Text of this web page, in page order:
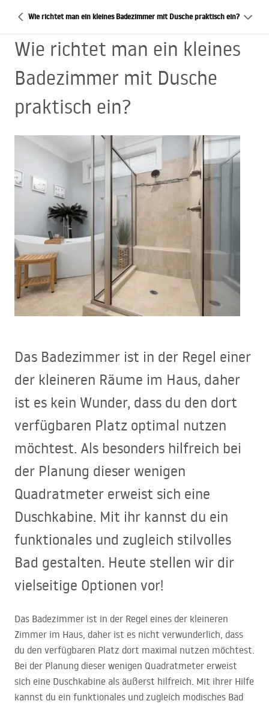
Wie richtet man ein kleines Badezimmer mit Dusche praktisch ein?
Wie richtet man ein kleines
Badezimmer mit Dusche
praktisch ein?
Das Badezimmer ist in der Regel einer
der kleineren Räume im Haus, daher
ist es kein Wunder, dass du den dort
verfügbaren Platz optimal nutzen
möchtest. Als besonders hilfreich bei
der Planung dieser wenigen
Quadratmeter erweist sich eine
Duschkabine. Mit ihr kannst du ein
funktionales und zugleich stilvolles
Bad gestalten. Heute stellen wir dir
vielseitige Optionen vor!
Das Badezimmer ist in der Regel eines der kleineren
Zimmer im Haus, daher ist es nicht verwunderlich, dass
du den verfügbaren Platz dort maximal nutzen möchtest.
Bei der Planung dieser wenigen Quadratmeter erweist
sich eine Duschkabine als äußerst hilfreich. Mit ihrer Hilfe
kannst du ein funktionales und zugleich modisches Bad